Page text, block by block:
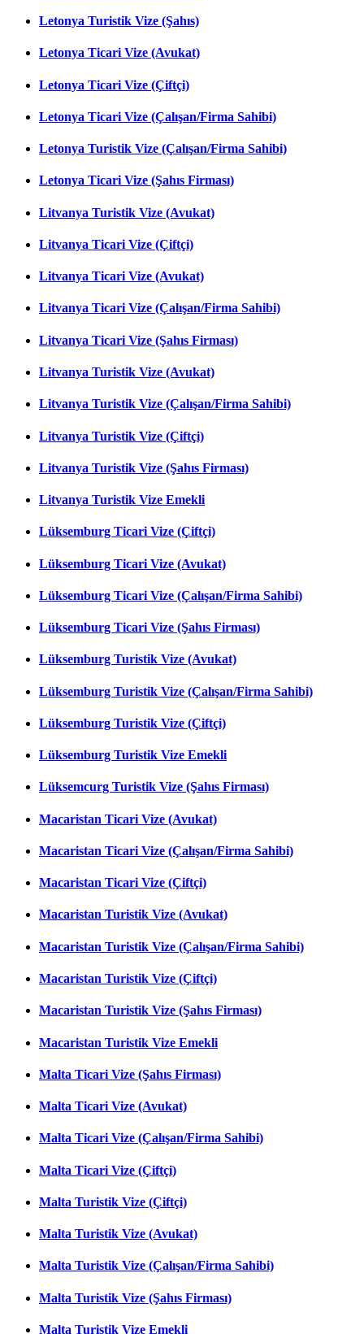
Letonya Turistik Vize (Şahıs)
Letonya Ticari Vize (Avukat)
Letonya Ticari Vize (Çiftçi)
Letonya Ticari Vize (Çalışan/Firma Sahibi)
Letonya Turistik Vize (Çalışan/Firma Sahibi)
Letonya Ticari Vize (Şahıs Firması)
Litvanya Turistik Vize (Avukat)
Litvanya Ticari Vize (Çiftçi)
Litvanya Ticari Vize (Avukat)
Litvanya Ticari Vize (Çalışan/Firma Sahibi)
Litvanya Ticari Vize (Şahıs Firması)
Litvanya Turistik Vize (Avukat)
Litvanya Turistik Vize (Çalışan/Firma Sahibi)
Litvanya Turistik Vize (Çiftçi)
Litvanya Turistik Vize (Şahıs Firması)
Litvanya Turistik Vize Emekli
Lüksemburg Ticari Vize (Çiftçi)
Lüksemburg Ticari Vize (Avukat)
Lüksemburg Ticari Vize (Çalışan/Firma Sahibi)
Lüksemburg Ticari Vize (Şahıs Firması)
Lüksemburg Turistik Vize (Avukat)
Lüksemburg Turistik Vize (Çalışan/Firma Sahibi)
Lüksemburg Turistik Vize (Çiftçi)
Lüksemburg Turistik Vize Emekli
Lüksemcurg Turistik Vize (Şahıs Firması)
Macaristan Ticari Vize (Avukat)
Macaristan Ticari Vize (Çalışan/Firma Sahibi)
Macaristan Ticari Vize (Çiftçi)
Macaristan Turistik Vize (Avukat)
Macaristan Turistik Vize (Çalışan/Firma Sahibi)
Macaristan Turistik Vize (Çiftçi)
Macaristan Turistik Vize (Şahıs Firması)
Macaristan Turistik Vize Emekli
Malta Ticari Vize (Şahıs Firması)
Malta Ticari Vize (Avukat)
Malta Ticari Vize (Çalışan/Firma Sahibi)
Malta Ticari Vize (Çiftçi)
Malta Turistik Vize (Çiftçi)
Malta Turistik Vize (Avukat)
Malta Turistik Vize (Çalışan/Firma Sahibi)
Malta Turistik Vize (Şahıs Firması)
Malta Turistik Vize Emekli